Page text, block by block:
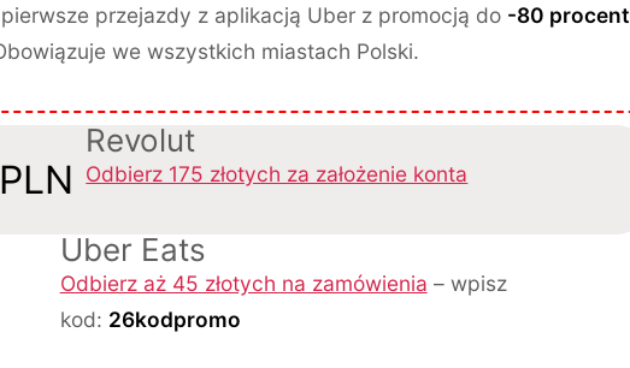
przejazdy z aplikacją Uber z promocją do -80 procent
we wszystkich miastach Polski.
Revolut
Odbierz 175 złotych za założenie konta
Uber Eats
Odbierz aż 45 złotych na zamówienia – wpisz
kod: 26kodpromo